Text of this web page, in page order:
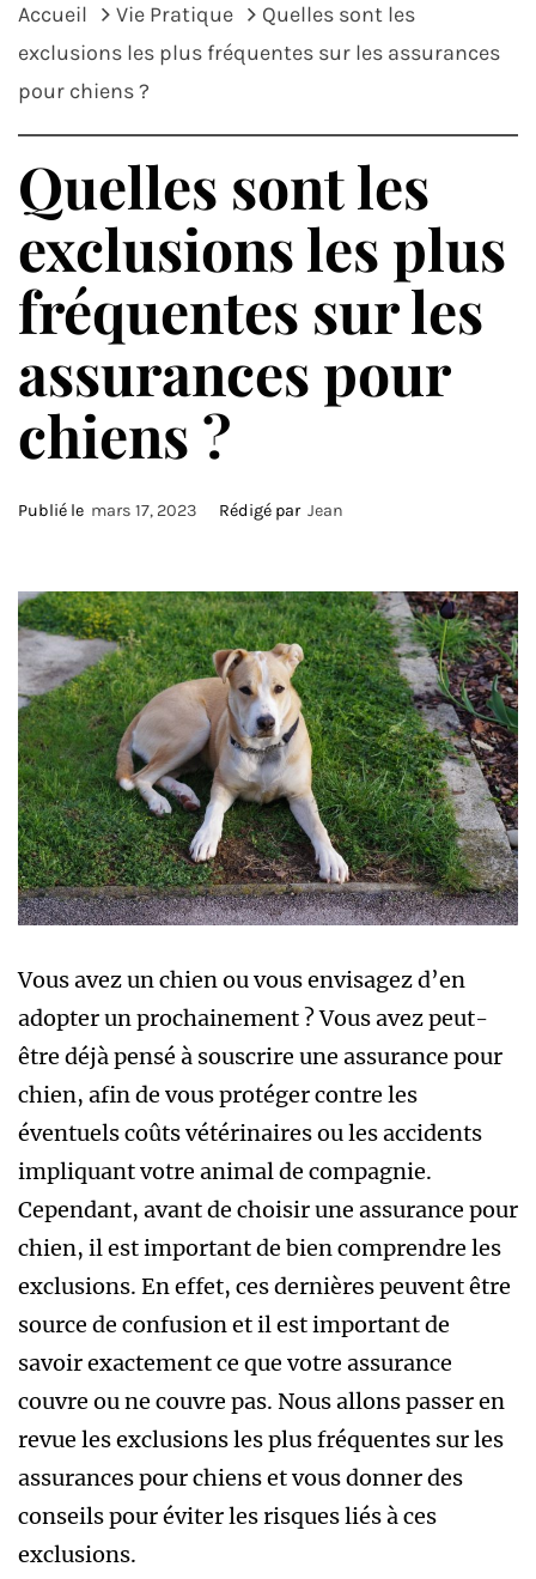
Accueil Vie Pratique
Quelles sont les
exclusions les plus fréquentes sur les assurances
pour chiens ?
Quelles sont les
exclusions les plus
fréquentes sur les
assurances pour
chiens ?
Publié le mars 17, 2023 Rédigé par Jean
Vous avez un chien ou vous envisagez d’en
adopter un prochainement ? Vous avez peut-
être déjà pensé à souscrire une assurance pour
chien, afin de vous protéger contre les
éventuels coûts vétérinaires ou les accidents
impliquant votre animal de compagnie.
Cependant, avant de choisir une assurance pour
chien, il est important de bien comprendre les
exclusions. En effet, ces dernières peuvent être
source de confusion et il est important de
savoir exactement ce que votre assurance
couvre ou ne couvre pas. Nous allons passer en
revue les exclusions les plus fréquentes sur les
assurances pour chiens et vous donner des
conseils pour éviter les risques liés à ces
exclusions.